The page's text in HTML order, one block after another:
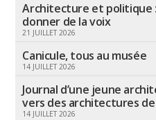
Architecture et politique
donner de la voix
21 JUILLET 2026
Canicule, tous au musée
14 JUILLET 2026
Journal d’une jeune
vers des architectures de
14 JUILLET 2026